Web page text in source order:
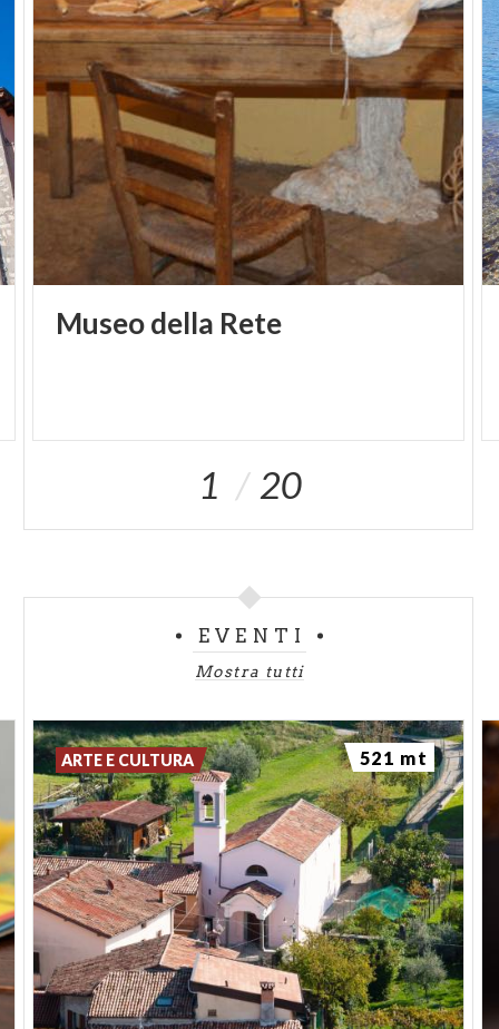
Museodella Rete
1 20
EVENTI
Mostra tutti
ARTE E CULTURA 521 mt